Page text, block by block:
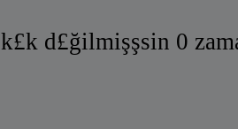
k£k d£ğilmişşsin 0